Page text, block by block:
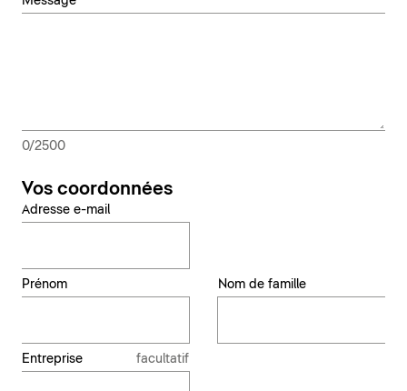
0/2500
Vos coordonnées
Adresse e-mail
Prénom Nom de famille
Entreprise facultatif